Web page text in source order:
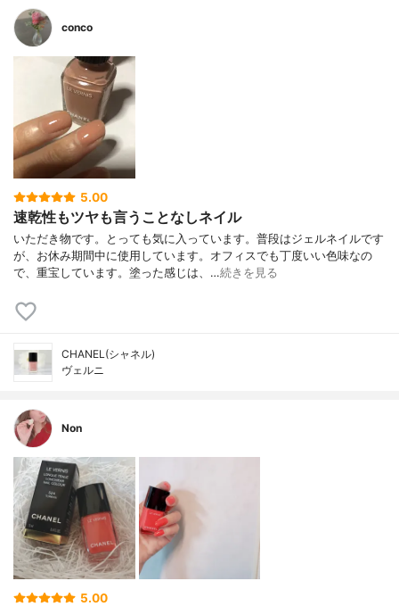
conco
5.00
速乾性もツヤも言うことなしネイル
いただき物です。とっても気に入っています。普段はジェルネイルです
が、お休み期間中に使用しています。オフィスでも丁度いい色味なの
で、重宝しています。塗った感じは、…続きを見る
CHANEL(シャネル)
ヴェルニ
Non
5.00